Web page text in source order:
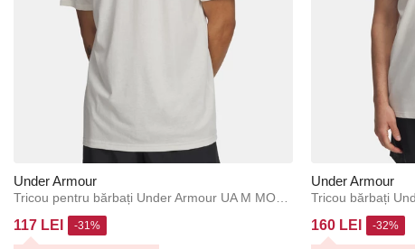
Under Armour
117 LEI -31%
Under Armour
160 LEI -32%